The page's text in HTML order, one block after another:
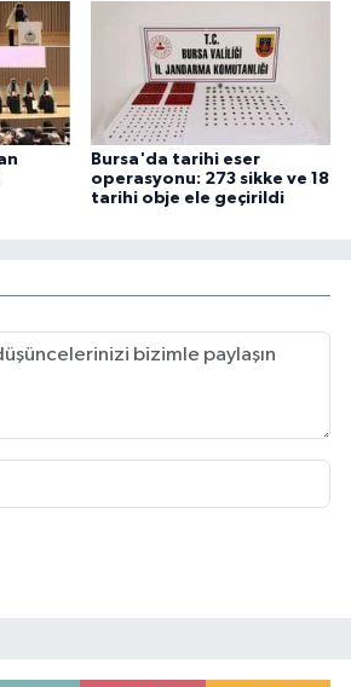
Bursa'da tarihi eser
operasyonu: 273 sikke ve 18
tarihi obje ele geçirildi